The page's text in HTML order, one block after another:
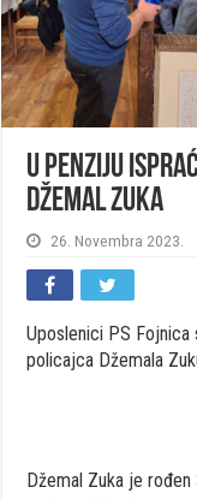
U penziju
Džemal Zuka
26. Novembra 2023.
Uposlenici PS Fojnica
policajca Džemala
Džemal Zuka je